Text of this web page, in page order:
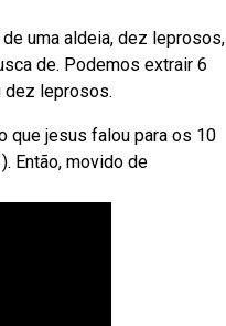
uma aldeia, dez leprosos,
de. Podemos extrair 6
dez leprosos.
que jesus falou para os 10
Então, movido de